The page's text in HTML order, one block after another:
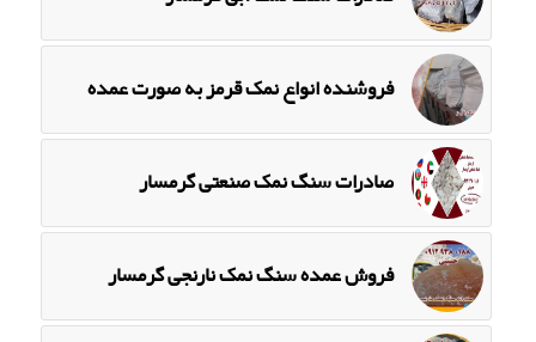
فروشنده انواع نمک قرمز به صورت عمده
صادرات سنگ نمک صنعتی گرمسار
فروش عمده سنگ نمک نارنجی گرمسار